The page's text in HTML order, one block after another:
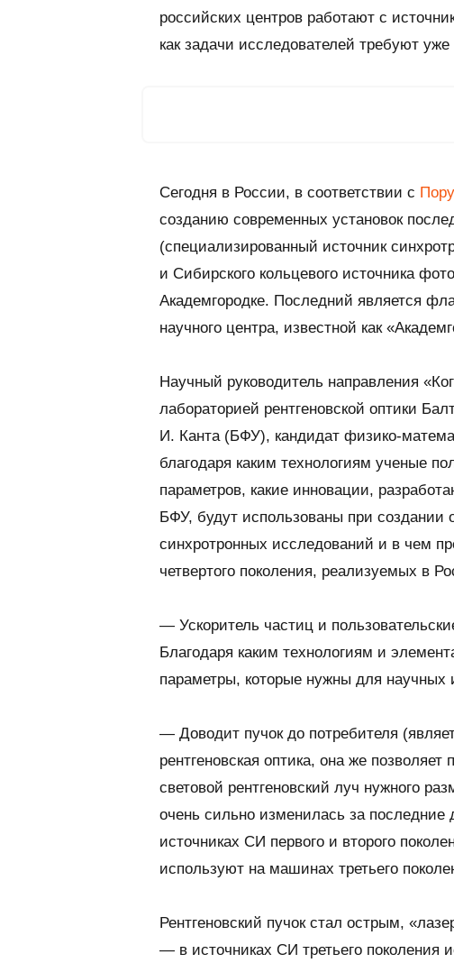
российских центров работают с
как задачи исследователей требуют уже
Сегодня в России, в соответствии с
созданию современных установок
(специализированный источник
и Сибирского кольцевого источника
Академгородке. Последний является
научного центра, известной как
Научный руководитель направления
лабораторией рентгеновской оптики
И. Канта (БФУ), кандидат физико-
благодаря каким технологиям ученые
параметров, какие инновации,
БФУ, будут использованы при создании
синхротронных исследований и в чем
четвертого поколения, реализуемых в
— Ускоритель частиц и
Благодаря каким технологиям и
параметры, которые нужны для научных
— Доводит пучок до потребителя
рентгеновская оптика, она же
световой рентгеновский луч нужного
очень сильно изменилась за последние
источниках СИ первого и второго
используют на машинах третьего
Рентгеновский пучок стал острым,
— в источниках СИ третьего поколения